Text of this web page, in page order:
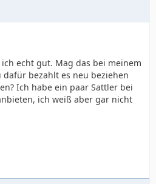
echt gut. Mag das bei meinem
bezahlt es neu beziehen
Ich habe ein paar Sattler bei
ich weiß aber gar nicht